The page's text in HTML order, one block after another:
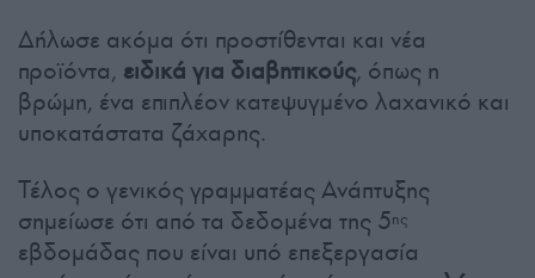
Δήλωσε ακόμα ότι προστίθενται και νέα
προϊόντα, ειδικά για διαβητικούς, όπως η
βρώμη, ένα επιπλέον κατεψυγμένο λαχανικό και
υποκατάστατα ζάχαρης.
Τέλος ο γενικός γραμματέας Ανάπτυξης
σημείωσε ότι από τα δεδομένα της 5ης
εβδομάδας που είναι υπό επεξεργασία